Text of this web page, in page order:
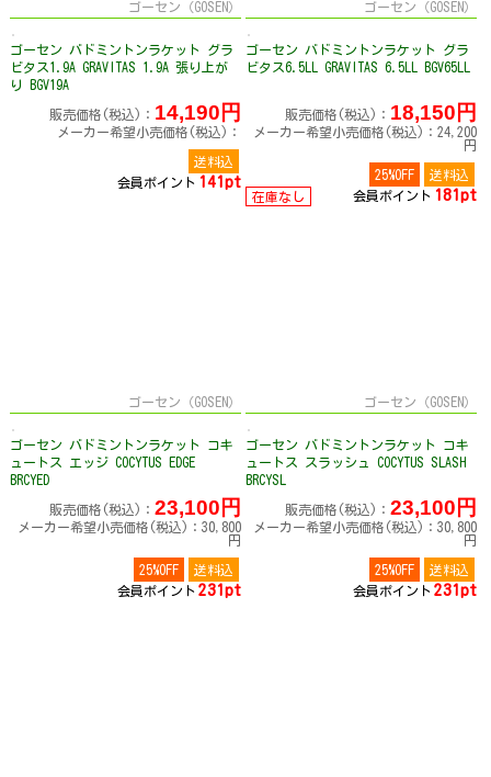
ゴーセン（GOSEN）
ゴーセン バドミントンラケット グラ
ビタス1.9A GRAVITAS 1.9A 張り上が
り BGV19A
販売価格(税込)： 14,190円
メーカー希望小売価格(税込)：
送料込
会員ポイント 141pt
ゴーセン（GOSEN）
ゴーセン バドミントンラケット グラ
ビタス6.5LL GRAVITAS 6.5LL BGV65LL
販売価格(税込)： 18,150円
メーカー希望小売価格(税込)：24,200
円
25%OFF
送料込
在庫なし
会員ポイント 181pt
ゴーセン（GOSEN）
ゴーセン バドミントンラケット コキ
ュートス エッジ COCYTUS EDGE
BRCYED
販売価格(税込)： 23,100円
メーカー希望小売価格(税込)：30,800
円
25%OFF
送料込
会員ポイント 231pt
ゴーセン（GOSEN）
ゴーセン バドミントンラケット コキ
ュートス スラッシュ COCYTUS SLASH
BRCYSL
販売価格(税込)： 23,100円
メーカー希望小売価格(税込)：30,800
円
25%OFF
送料込
会員ポイント 231pt